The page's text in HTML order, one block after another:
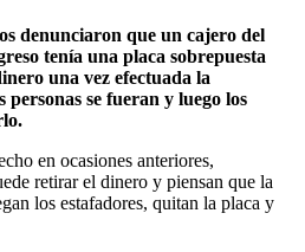
denunciaron que un cajero del
tenía una placa sobrepuesta
una vez efectuada la
personas se fueran y luego los
en ocasiones anteriores,
retirar el dinero y piensan que la
los estafadores, quitan la placa y